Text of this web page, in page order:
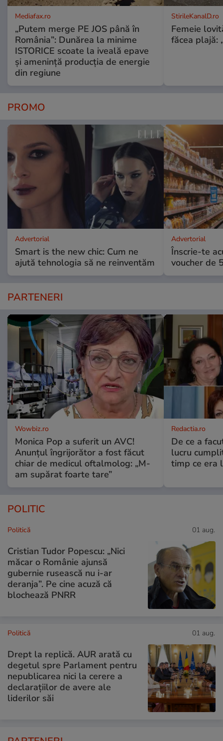
Mediafax.ro
„Putem merge PE JOS până în
România”: Dunărea la minime
ISTORICE scoate la iveală epave
și amenință producția de energie
din regiune
StirileKanalD.ro
Femeie
făcea plajă:
PROMO
Advertorial
Smart is the new chic: Cum ne
ajută tehnologia să ne reinventăm
Advertorial
Înscrie-te
voucher de
PARTENERI
Wowbiz.ro
Monica Pop a suferit un AVC!
Anunțul îngrijorător a fost făcut
chiar de medicul oftalmolog: „M-
am supărat foarte tare”
Redactia.ro
De ce a
lucru
timp ce era
POLITIC
Politică 01 aug.
Cristian Tudor Popescu: „Nici
măcar o Românie ajunsă
gubernie rusească nu i-ar
deranja”. Pe cine acuză că
blochează PNRR
Politică 01 aug.
Drept la replică. AUR arată cu
degetul spre Parlament pentru
nepublicarea nici la cerere a
declarațiilor de avere ale
liderilor săi